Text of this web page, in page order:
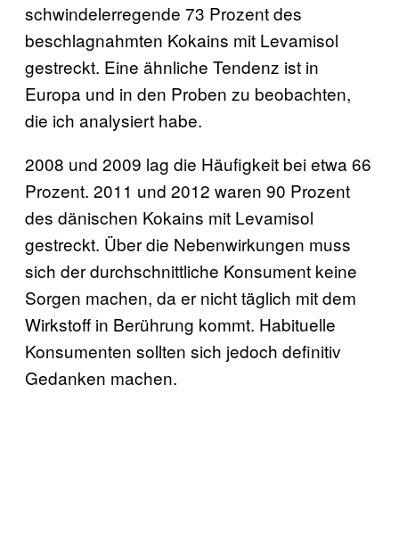
schwindelerregende 73 Prozent des
beschlagnahmten Kokains mit Levamisol
gestreckt. Eine ähnliche Tendenz ist in
Europa und in den Proben zu beobachten,
die ich analysiert habe.
2008 und 2009 lag die Häufigkeit bei etwa 66
Prozent. 2011 und 2012 waren 90 Prozent
des dänischen Kokains mit Levamisol
gestreckt. Über die Nebenwirkungen muss
sich der durchschnittliche Konsument keine
Sorgen machen, da er nicht täglich mit dem
Wirkstoff in Berührung kommt. Habituelle
Konsumenten sollten sich jedoch definitiv
Gedanken machen.